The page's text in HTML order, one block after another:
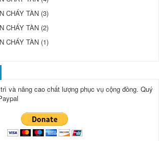
CHÁY TÀN (3)
CHÁY TÀN (2)
CHÁY TÀN (1)
và nâng cao chất lượng phục vụ cộng đồng. Quý